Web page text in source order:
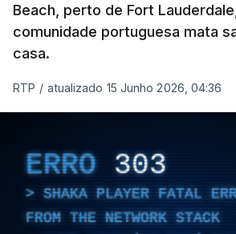
Beach, perto de Fort
comunidade portuguesa mata
casa.
RTP / atualizado 15 Junho 2026, 04:36
ERRO 303
SHAKA PLAYER FATAL
FROM THE NETWORK STACK